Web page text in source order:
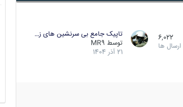
6,022
ارسال ها
تاپیک جامع بی سرنشین های ز…
توسط MR9
21 آذر 1404